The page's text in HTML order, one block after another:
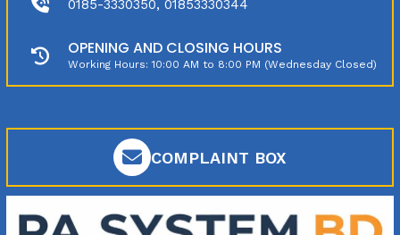
0185-3330350, 01853330344
OPENING AND CLOSING HOURS
Working Hours: 10:00 AM to 8:00 PM (Wednesday Closed)
COMPLAINT BOX